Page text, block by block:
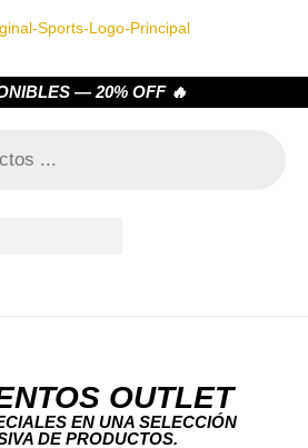
— 20% OFF 🔥
OUTLET
EN UNA SELECCIÓN
DE PRODUCTOS.